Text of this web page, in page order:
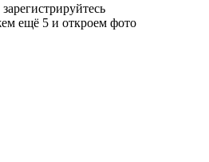
ещё 5 и откроем фото